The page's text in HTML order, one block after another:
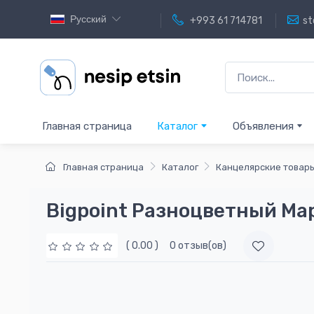
Русский +993 61 714781
Главная страница Каталог Объявления
Главная страница Каталог Канцелярские
Bigpoint Разноцветный
( 0.00 ) 0 отзыв(ов)